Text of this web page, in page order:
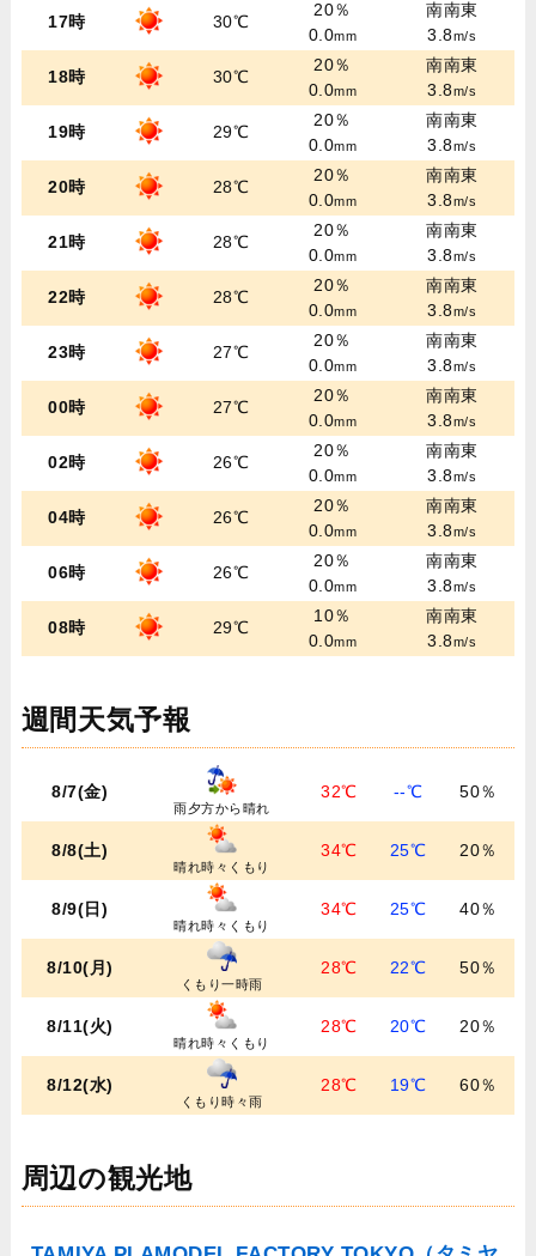
17時 30℃
20％
0.0mm
南南東
3.8m/s
18時 30℃
20％
0.0mm
南南東
3.8m/s
19時 29℃
20％
0.0mm
南南東
3.8m/s
20時 28℃
20％
0.0mm
南南東
3.8m/s
21時 28℃
20％
0.0mm
南南東
3.8m/s
22時 28℃
20％
0.0mm
南南東
3.8m/s
23時 27℃
20％
0.0mm
南南東
3.8m/s
00時 27℃
20％
0.0mm
南南東
3.8m/s
02時 26℃
20％
0.0mm
南南東
3.8m/s
04時 26℃
20％
0.0mm
南南東
3.8m/s
06時 26℃
20％
0.0mm
南南東
3.8m/s
08時 29℃
10％
0.0mm
南南東
3.8m/s
週間天気予報
8/7(金)
雨夕方から晴れ
32℃ --℃ 50％
8/8(土)
晴れ時々くもり
34℃ 25℃ 20％
8/9(日)
晴れ時々くもり
34℃ 25℃ 40％
8/10(月)
くもり一時雨
28℃ 22℃ 50％
8/11(火)
晴れ時々くもり
28℃ 20℃ 20％
8/12(水)
くもり時々雨
28℃ 19℃ 60％
周辺の観光地